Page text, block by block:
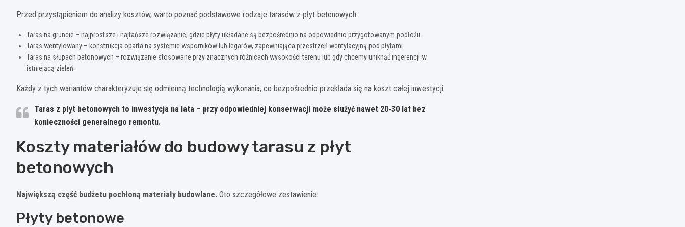
Przed przystąpieniem do analizy kosztów, warto poznać podstawowe rodzaje tarasów z płyt betonowych:
Taras na gruncie – najprostsze i najtańsze rozwiązanie, gdzie płyty układane są bezpośrednio na odpowiednio przygotowanym podłożu.
Taras wentylowany – konstrukcja oparta na systemie wsporników lub legarów, zapewniająca przestrzeń wentylacyjną pod płytami.
Taras na słupach betonowych – rozwiązanie stosowane przy znacznych różnicach wysokości terenu lub gdy chcemy uniknąć ingerencji w
istniejącą zieleń.
Każdy z tych wariantów charakteryzuje się odmienną technologią wykonania, co bezpośrednio przekłada się na koszt całej inwestycji.
Taras z płyt betonowych to inwestycja na lata – przy odpowiedniej konserwacji może służyć nawet 20-30 lat bez
konieczności generalnego remontu.
Koszty materiałów do budowy tarasu z płyt
betonowych
Największą część budżetu pochłoną materiały budowlane. Oto szczegółowe zestawienie:
Płyty betonowe